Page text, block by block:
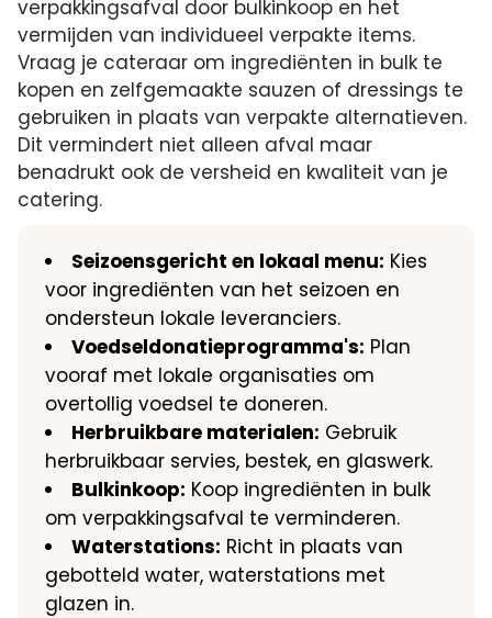
verpakkingsafval door bulkinkoop en het
vermijden van individueel verpakte items.
Vraag je cateraar om ingrediënten in bulk te
kopen en zelfgemaakte sauzen of dressings te
gebruiken in plaats van verpakte alternatieven.
Dit vermindert niet alleen afval maar
benadrukt ook de versheid en kwaliteit van je
catering.
Seizoensgericht en lokaal menu: Kies
voor ingrediënten van het seizoen en
ondersteun lokale leveranciers.
Voedseldonatieprogramma's: Plan
vooraf met lokale organisaties om
overtollig voedsel te doneren.
Herbruikbare materialen: Gebruik
herbruikbaar servies, bestek, en glaswerk.
Bulkinkoop: Koop ingrediënten in bulk
om verpakkingsafval te verminderen.
Waterstations: Richt in plaats van
gebotteld water, waterstations met
glazen in.